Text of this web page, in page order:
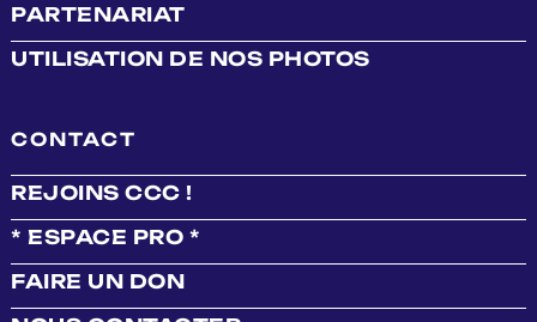
PARTENARIAT
UTILISATION DE NOS PHOTOS
CONTACT
REJOINS CCC !
* ESPACE PRO *
FAIRE UN DON